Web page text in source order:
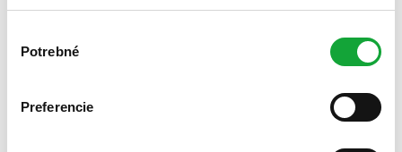
súhlasu
Potrebné
Preferencie